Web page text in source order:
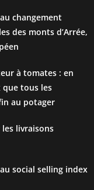
changement
des monts d’Arrée,
à tomates : en
que tous les
au potager
les livraisons
social selling index